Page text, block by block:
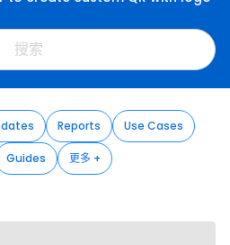
Reports Use Cases
Guides 更多 +